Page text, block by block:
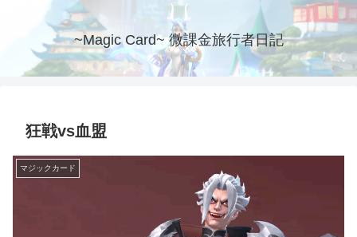
~Magic Card~ 微課金旅行者日記
狂戦vs血盟
マジックカード